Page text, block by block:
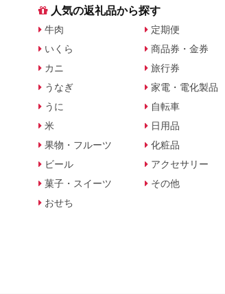
人気の返礼品から探す
牛肉
いくら
カニ
うなぎ
うに
米
果物・フルーツ
ビール
菓子・スイーツ
おせち
定期便
商品券・金券
旅行券
家電・電化製品
自転車
日用品
化粧品
アクセサリー
その他